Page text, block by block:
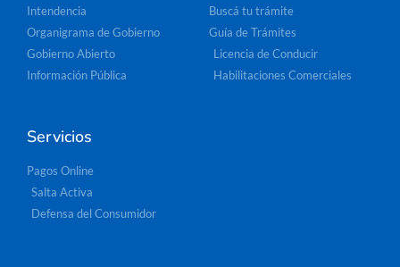
Intendencia
Organigrama de Gobierno
Gobierno Abierto
Información Pública
Buscá tu trámite
Guía de Trámites
Licencia de Conducir
Habilitaciones Comerciales
Servicios
Pagos Online
Salta Activa
Defensa del Consumidor